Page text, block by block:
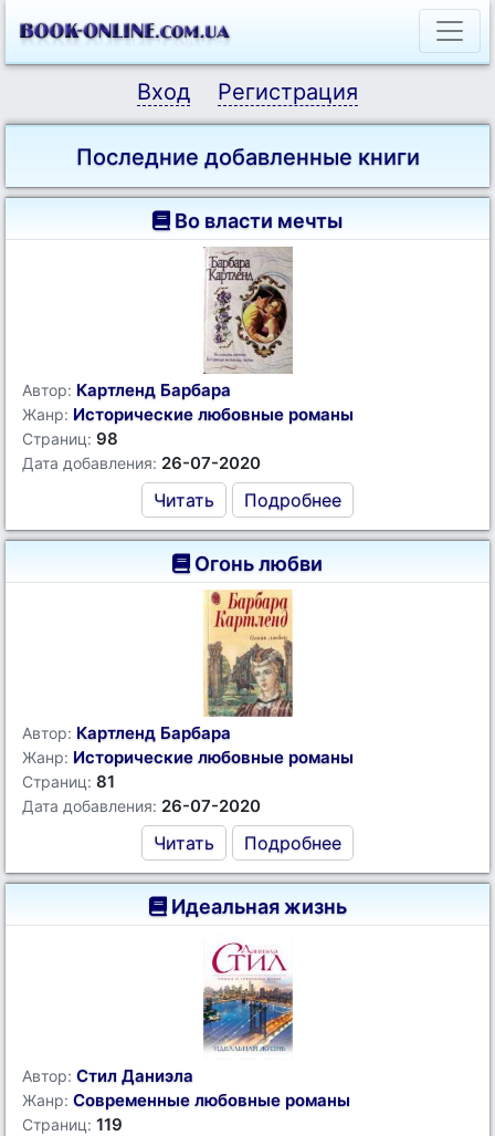
Вход Регистрация
Последние добавленные книги
Во власти мечты
Автор: Картленд Барбара
Жанр: Исторические любовные романы
Страниц: 98
Дата добавления: 26-07-2020
Читать Подробнее
Огонь любви
Автор: Картленд Барбара
Жанр: Исторические любовные романы
Страниц: 81
Дата добавления: 26-07-2020
Читать Подробнее
Идеальная жизнь
Автор: Стил Даниэла
Жанр: Современные любовные романы
Страниц: 119